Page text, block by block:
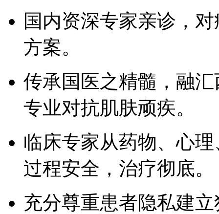
国内资深专家亲诊，
方案。
传承国医之精髓，融
专业对抗肌肤顽疾。
临床专家从药物、心
过程安全，治疗彻底。
充分尊重患者隐私建